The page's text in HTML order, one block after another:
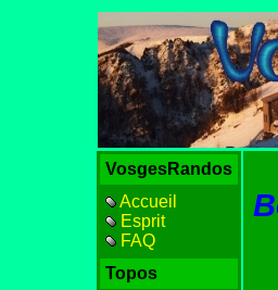
VosgesRandos
Accueil
Esprit
FAQ
Topos